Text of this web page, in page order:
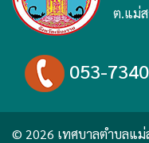
ต.แม่ส
053-
© 2026 เทศบาลตำบลแ